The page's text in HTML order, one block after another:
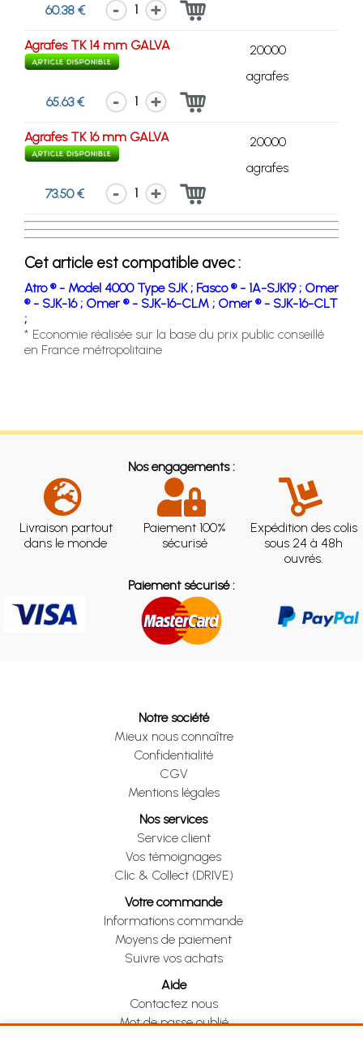
60.38 €
1
Agrafes TK 14 mm GALVA
20000
agrafes
65.63 €
1
Agrafes TK 16 mm GALVA
20000
agrafes
73.50 €
1
Cet article est compatible avec :
Atro ® - Model 4000 Type SJK ; Fasco ® - 1A-SJK19 ; Omer
® - SJK-16 ; Omer ® - SJK-16-CLM ; Omer ® - SJK-16-CLT
;
* Economie réalisée sur la base du prix public conseillé
en France métropolitaine
Nos engagements :
Livraison partout
dans le monde
Paiement 100%
sécurisé
Expédition des colis
sous 24 à 48h
ouvrés.
Paiement sécurisé :
Notre société
Mieux nous connaître
Confidentialité
CGV
Mentions légales
Nos services
Service client
Vos témoignages
Clic & Collect (DRIVE)
Votre commande
Informations commande
Moyens de paiement
Suivre vos achats
Aide
Contactez nous
Mot de passe oublié